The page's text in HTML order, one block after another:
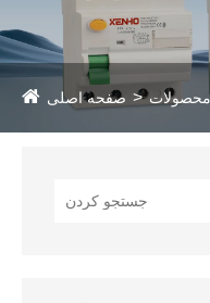
صفحه اصلی محصولات